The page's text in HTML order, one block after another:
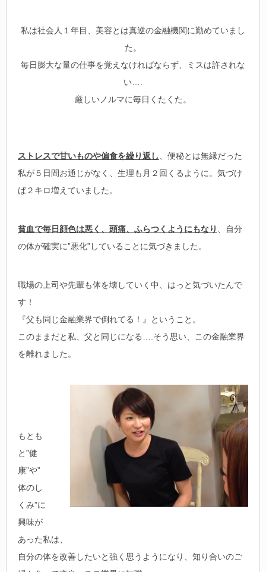
私は社会人１年目、美容とは真逆の金融機関に勤めていまし
た。
毎日膨大な量の仕事を覚えなければならず、ミスは許されな
い….
厳しいノルマに毎日くたくた。
ストレスで甘いものや偏食を繰り返し 、便秘とは無縁だった
私が５日間お通じがなく、生理も月２回くるように。気づけ
ば２キロ増えていました。
貧血で毎日顔色は悪く、頭痛、ふらつくようにもなり
、自分
の体が確実に”悪化”していることに気づきました。
職場の上司や先輩も体を壊していく中、はっと気づいたんで
す！
『父も同じ金融業界で倒れてる！』ということ。
このままだと私、父と同じになる….そう思い、この金融業界
を離れました。
もとも
と”健
康”や”
体のし
くみ”に
興味が
あった私は、
自分の体を改善したいと強く思うようになり、知り合いのご